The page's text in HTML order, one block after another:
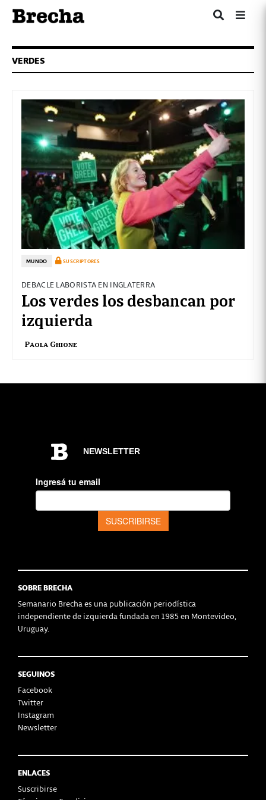
VERDES
MUNDO SUSCRIPTORES
DEBACLE LABORISTA EN INGLATERRA
Los verdes los desbancan por
izquierda
Paola Ghione
SOBRE BRECHA
Semanario Brecha es una publicación periodística
independiente de izquierda fundada en 1985 en Montevideo,
Uruguay.
SEGUINOS
Facebook
Twitter
Instagram
Newsletter
ENLACES
Suscribirse